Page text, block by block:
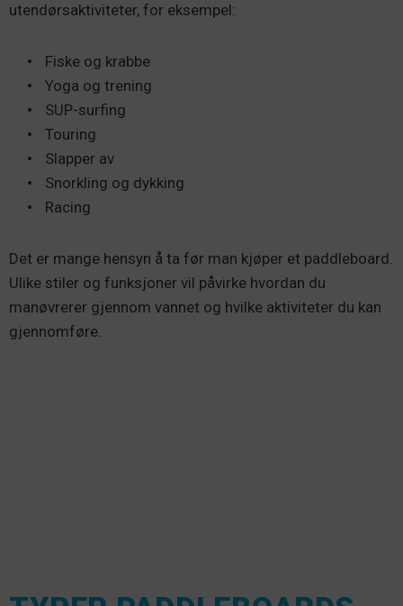
utendørsaktiviteter, for eksempel:
Fiske og krabbe
Yoga og trening
SUP-surfing
Touring
Slapper av
Snorkling og dykking
Racing
Det er mange hensyn å ta før man kjøper et paddleboard.
Ulike stiler og funksjoner vil påvirke hvordan du
manøvrerer gjennom vannet og hvilke aktiviteter du kan
gjennomføre.